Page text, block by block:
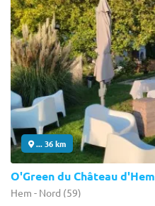
... 36 km
O'Green du Château d'Hem
Hem - Nord (59)